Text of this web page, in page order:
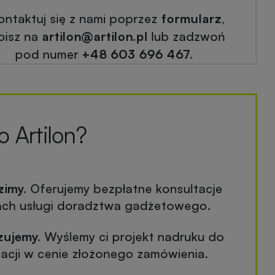
się z nami poprzez formularz,
na artilon@artilon.pl lub zadzwoń
pod numer +48 603 696 467.
Artilon?
Oferujemy bezpłatne konsultacje
usługi doradztwa gadżetowego.
Wyślemy ci projekt nadruku do
w cenie złożonego zamówienia.